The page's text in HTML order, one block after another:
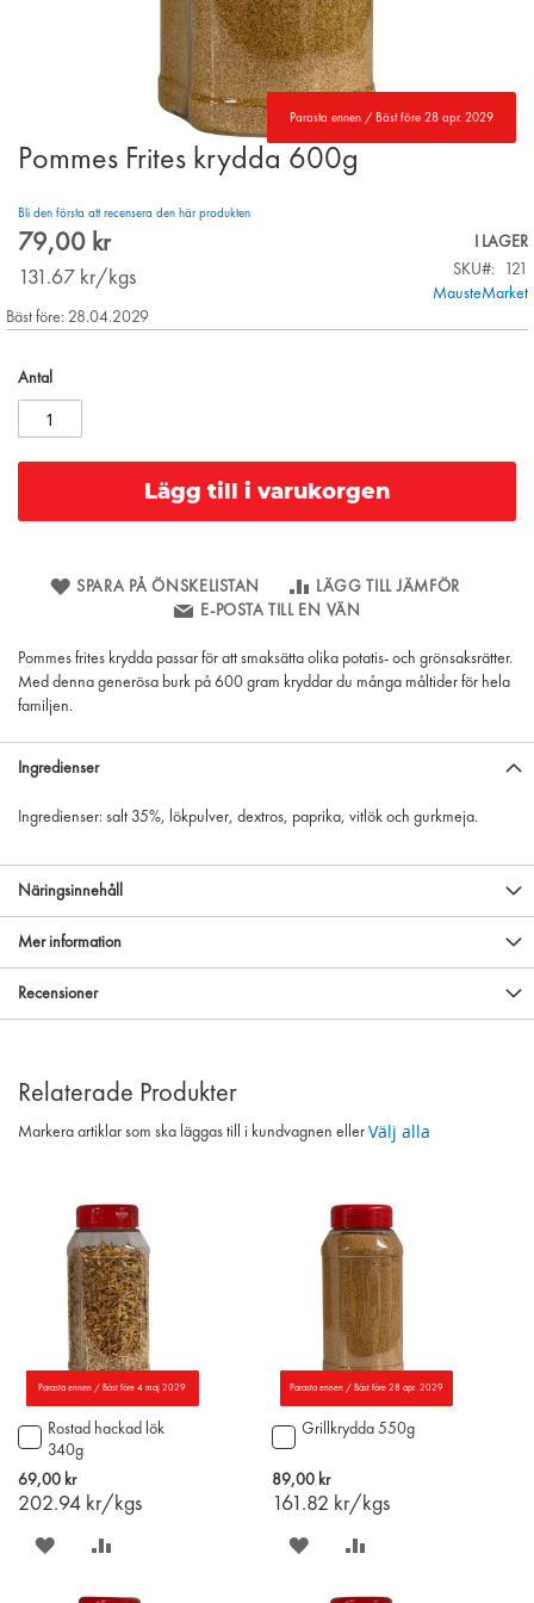
Parasta ennen / Bäst före 28 apr. 2029
Skip
of
the
gallery
Pommes Frites krydda 600g
Bli den första att recensera den här produkten
79,00 kr
131.67 kr/kgs
I LAGER
SKU
121
MausteMarket
Bäst före: 28.04.2029
Antal
Lägg till i varukorgen
SPARA PÅ ÖNSKELISTAN
LÄGG TILL JÄMFÖR
E-POSTA TILL EN VÄN
Pommes frites krydda passar för att smaksätta olika potatis- och grönsaksrätter.
Med denna generösa burk på 600 gram kryddar du många måltider för hela
familjen.
Ingredienser
Ingredienser: salt 35%, lökpulver, dextros, paprika, vitlök och gurkmeja.
Näringsinnehåll
Mer information
Recensioner
Relaterade Produkter
Markera artiklar som ska läggas till i kundvagnen eller Välj alla
Parasta ennen / Bäst före 4 maj 2029
Rostad hackad lök
340g
69,00 kr
202.94 kr/kgs
Lägg
till
i
varukorgen
SPARA
Parasta ennen / Bäst före 28 apr. 2029
Grillkrydda 550g
89,00 kr
161.82 kr/kgs
Lägg
i
varukorgen
SPARA